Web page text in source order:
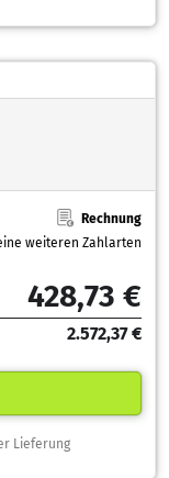
Rechnung
weiteren Zahlarten
428,73 €
2.572,37 €
Lieferung